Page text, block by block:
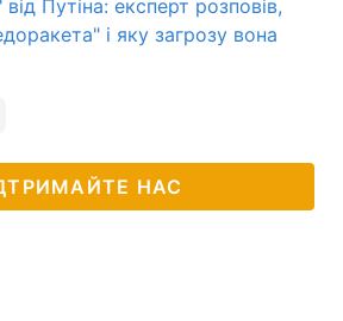
Путіна: експерт розповів,
і яку загрозу вона
НАС